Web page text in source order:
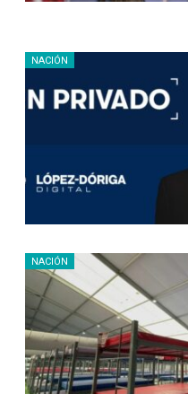
NACIÓN
NACIÓN